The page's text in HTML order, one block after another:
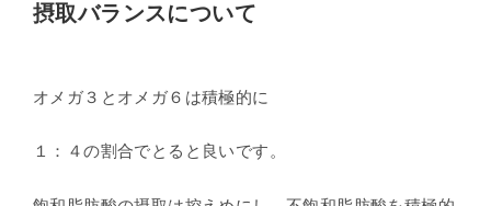
摂取バランスについて
オメガ３とオメガ６は積極的に
１：４の割合でとると良いです。